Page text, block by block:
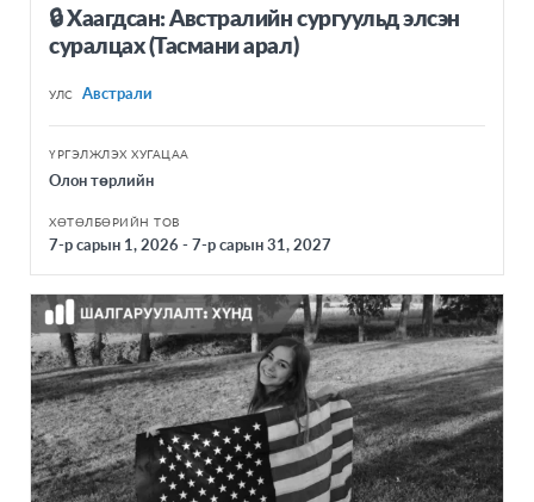
🔒 Хаагдсан: Австралийн сургуульд элсэн
суралцах (Тасмани арал)
УЛС Австрали
ҮРГЭЛЖЛЭХ ХУГАЦАА
Олон төрлийн
ХӨТӨЛБӨРИЙН ТОВ
7-р сарын 1, 2026 - 7-р сарын 31, 2027